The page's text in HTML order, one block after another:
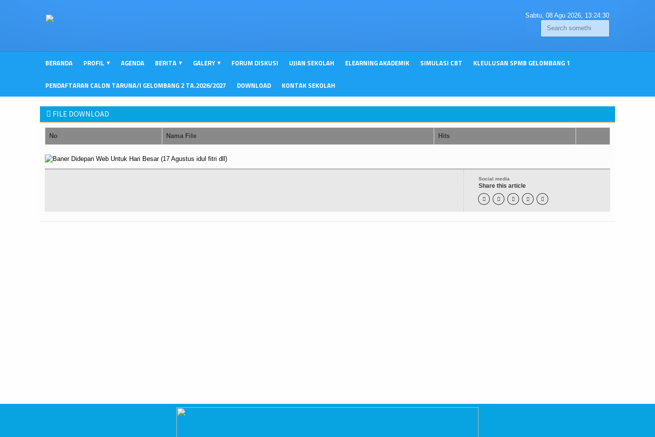
Sabtu, 08 Agu 2026, 13:24:30
BERANDA PROFIL AGENDA BERITA GALERY FORUM DISKUSI UJIAN SEKOLAH ELEARNING AKADEMIK SIMULASI CBT KLEULUSAN SPMB GELOMBANG 1
PENDAFTARAN CALON TARUNA/I GELOMBANG 2 TA.2026/2027 DOWNLOAD KONTAK SEKOLAH
FILE DOWNLOAD
No Nama File Hits
Social media
Share this article
    